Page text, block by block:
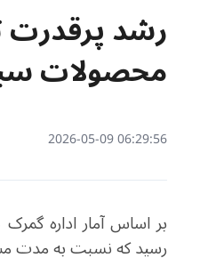
رشد
محصولات
06:29:56 2026-05-09
رسید که نسبت به مدت مشابه سال گذشته